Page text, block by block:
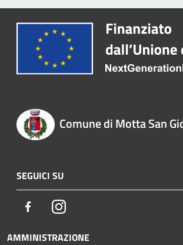
Comune di Motta San
SEGUICI SU
FacebookInstagram
AMMINISTRAZIONE